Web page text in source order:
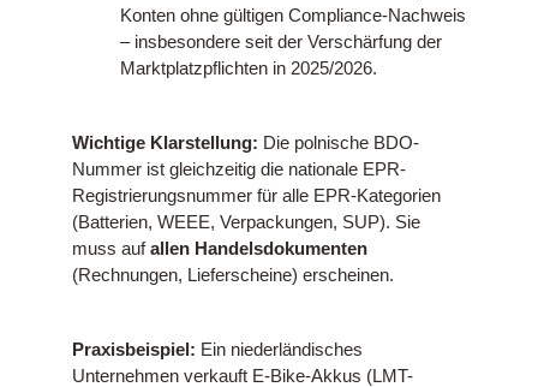
Konten ohne gültigen Compliance-Nachweis
– insbesondere seit der Verschärfung der
Marktplatzpflichten in 2025/2026.
Wichtige Klarstellung: Die polnische BDO-
Nummer ist gleichzeitig die nationale EPR-
Registrierungsnummer für alle EPR-Kategorien
(Batterien, WEEE, Verpackungen, SUP). Sie
muss aufallen Handelsdokumenten
(Rechnungen, Lieferscheine) erscheinen.
Praxisbeispiel: Ein niederländisches
Unternehmen verkauft E-Bike-Akkus (LMT-